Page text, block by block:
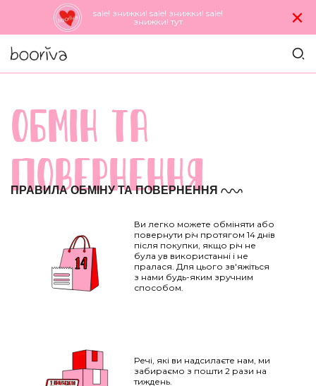
sale! знижки! sale! знижки! sale!
знижки! тут
×
ОБМIН ТА
ПОВЕРНЕННЯ
ПРАВИЛА ОБМІНУ ТА ПОВЕРНЕННЯ
Ви легко можете обміняти або
повернути річ протягом 14 днів
після покупки, якщо річ не
була ув використанні і не
пралася. Для цього зв'яжіться
з нами будь-яким зручним
способом.
Речі, які ви надсилаєте нам, ми
забираємо з пошти 2 рази на
тиждень.